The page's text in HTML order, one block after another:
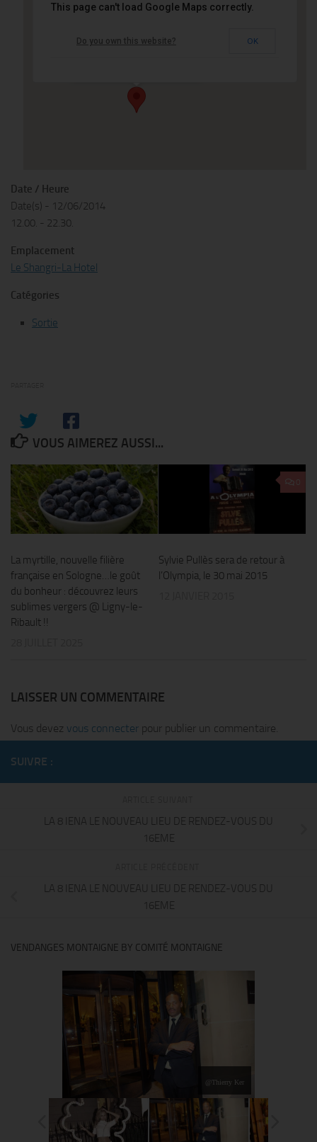
This page can't load Google Maps correctly.
Do you own this website? OK
Date / Heure
Date(s) - 12/06/2014
12.00. - 22.30.
Emplacement
Le Shangri-La Hotel
Catégories
Sortie
VOUS AIMEREZ AUSSI...
La myrtille, nouvelle filière
française en Sologne…le goût
du bonheur : découvrez leurs
sublimes vergers @ Ligny-le-
Ribault !!
Sylvie Pullès sera de retour à
l’Olympia, le 30 mai 2015
LAISSER UN COMMENTAIRE
Vous devez vous connecter pour publier un commentaire.
SUIVRE :
LA 8 IENA LE NOUVEAU LIEU DE RENDEZ-VOUS DU
16EME
LA 8 IENA LE NOUVEAU LIEU DE RENDEZ-VOUS DU
16EME
VENDANGES MONTAIGNE BY COMITÉ MONTAIGNE
@Thierry Ker